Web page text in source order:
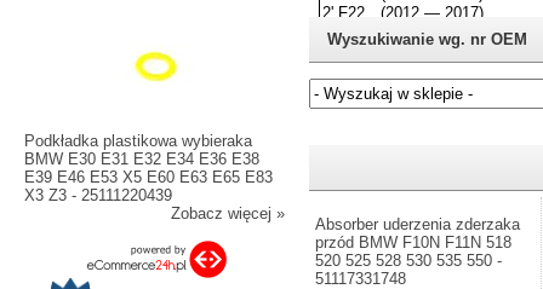
Podkładka plastikowa wybieraka
BMW E30 E31 E32 E34 E36 E38
E39 E46 E53 X5 E60 E63 E65 E83
X3 Z3 - 25111220439
Zobacz więcej »
Wyszukiwanie wg. nr OEM
Absorber uderzenia zderzaka
przód BMW F10N F11N 518
520 525 528 530 535 550 -
51117331748